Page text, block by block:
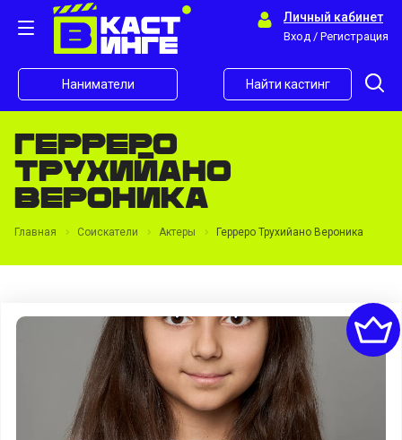
Личный кабинет
Вход / Регистрация
Наниматели Найти кастинг
Герреро
Трухийано
Вероника
Главная Соискатели Актеры Герреро Трухийано Вероника